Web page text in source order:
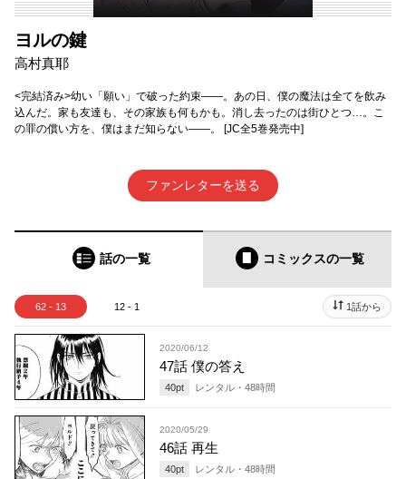
ヨルの鍵
高村真耶
<完結済み>幼い「願い」で破った約束——。あの日、僕の魔法は全てを飲み
込んだ。家も友達も、その家族も何もかも。消し去ったのは街ひとつ…。こ
の罪の償い方を、僕はまだ知らない——。 [JC全5巻発売中]
ファンレターを送る
話の一覧 コミックスの一覧
62 - 13 12 - 1 1話から
2020/06/12
47話 僕の答え
40pt レンタル・ 48時間
2020/05/29
46話 再生
40pt レンタル・ 48時間